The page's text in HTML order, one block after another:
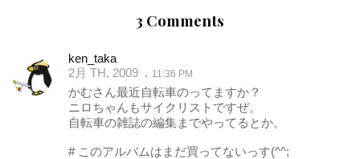
3 Comments
ken_taka
2月 TH, 2009
11:36 PM
かむさん最近自転車のってますか？
ニロちゃんもサイクリストですぜ。
自転車の雑誌の編集までやってるとか。
# このアルバムはまだ買ってないっす(^^;